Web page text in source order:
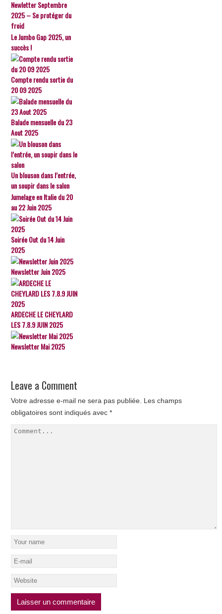
Newletter Septembre
2025 – Se protéger du
froid
Le Jumbo Gap 2025, un
succès !
Compte rendu sortie du
20 09 2025
Balade mensuelle du 23
Aout 2025
Un blouson dans l’entrée,
un soupir dans le salon
Jumelage en Italie du 20
au 22 Juin 2025
Soirée Out du 14 Juin
2025
Newsletter Juin 2025
ARDECHE LE CHEYLARD
LES 7.8.9 JUIN 2025
Newsletter Mai 2025
Leave a Comment
Votre adresse e-mail ne sera pas publiée. Les champs
obligatoires sont indiqués avec*